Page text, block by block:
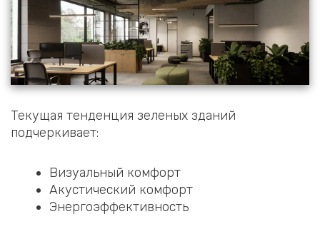
Текущая тенденция зеленых зданий
подчеркивает:
Визуальный комфорт
Акустический комфорт
Энергоэффективность